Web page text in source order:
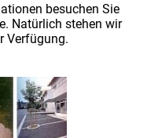
besuchen Sie
Natürlich stehen wir
Verfügung.